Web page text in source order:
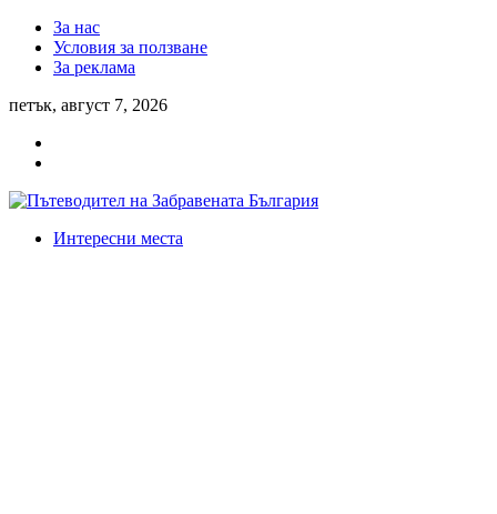
За нас
Условия за ползване
За реклама
петък, август 7, 2026
Интересни места